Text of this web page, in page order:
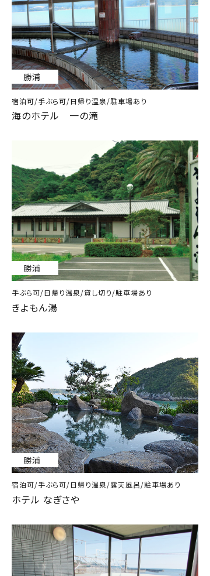
勝浦
宿泊可/手ぶら可/日帰り温泉/駐車場あり
海のホテル 一の滝
勝浦
手ぶら可/日帰り温泉/貸し切り/駐車場あり
きよもん湯
勝浦
宿泊可/手ぶら可/日帰り温泉/露天風呂/駐車場あり
ホテル なぎさや